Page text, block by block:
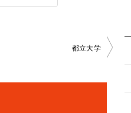
都立大学